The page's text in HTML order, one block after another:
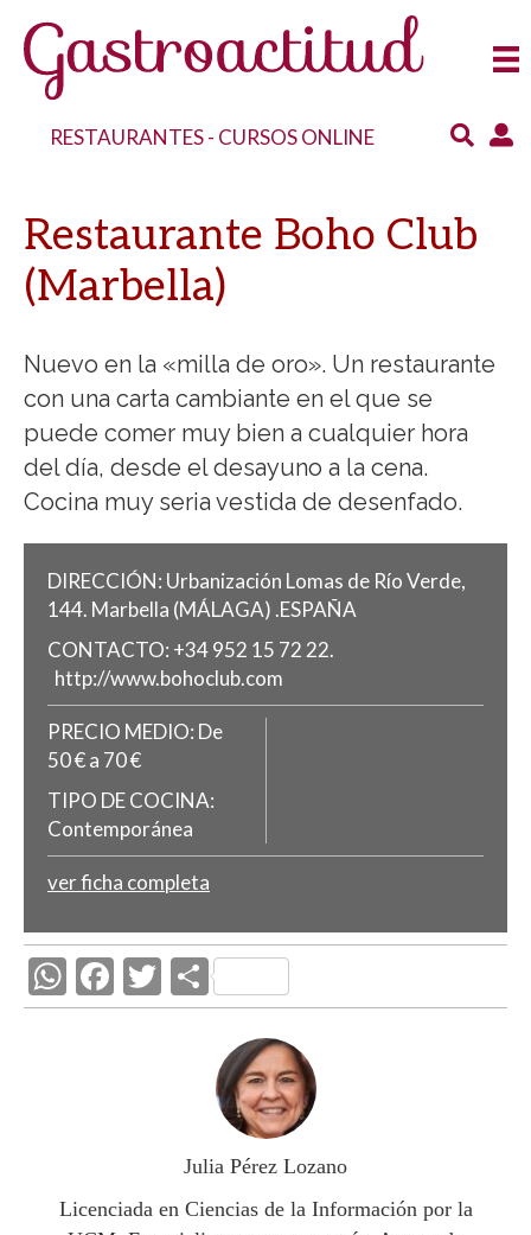
RESTAURANTES- CURSOS ONLINE
Restaurante Boho Club
(Marbella)
Nuevo en la «milla de oro». Un restaurante
con una carta cambiante en el que se
puede comer muy bien a cualquier hora
del día, desde el desayuno a la cena.
Cocina muy seria vestida de desenfado.
DIRECCIÓN: Urbanización Lomas de Río Verde,
144. Marbella (MÁLAGA) .ESPAÑA
CONTACTO: +34 952 15 72 22.
http://www.bohoclub.com
PRECIO MEDIO: De
50 € a 70 €
TIPO DE COCINA:
Contemporánea
ver ficha completa
W
h
p
F
ac
k
T
w
C
o
m
p
ar
ti
r
Julia Pérez Lozano
Licenciada en Ciencias de la Información por la